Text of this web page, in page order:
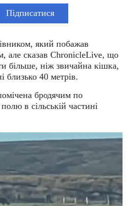
Підписатися
який побажав
але сказав ChronicleLive, що
більше, ніж звичайна кішка,
близько 40 метрів.
бродячим по
в сільській частині